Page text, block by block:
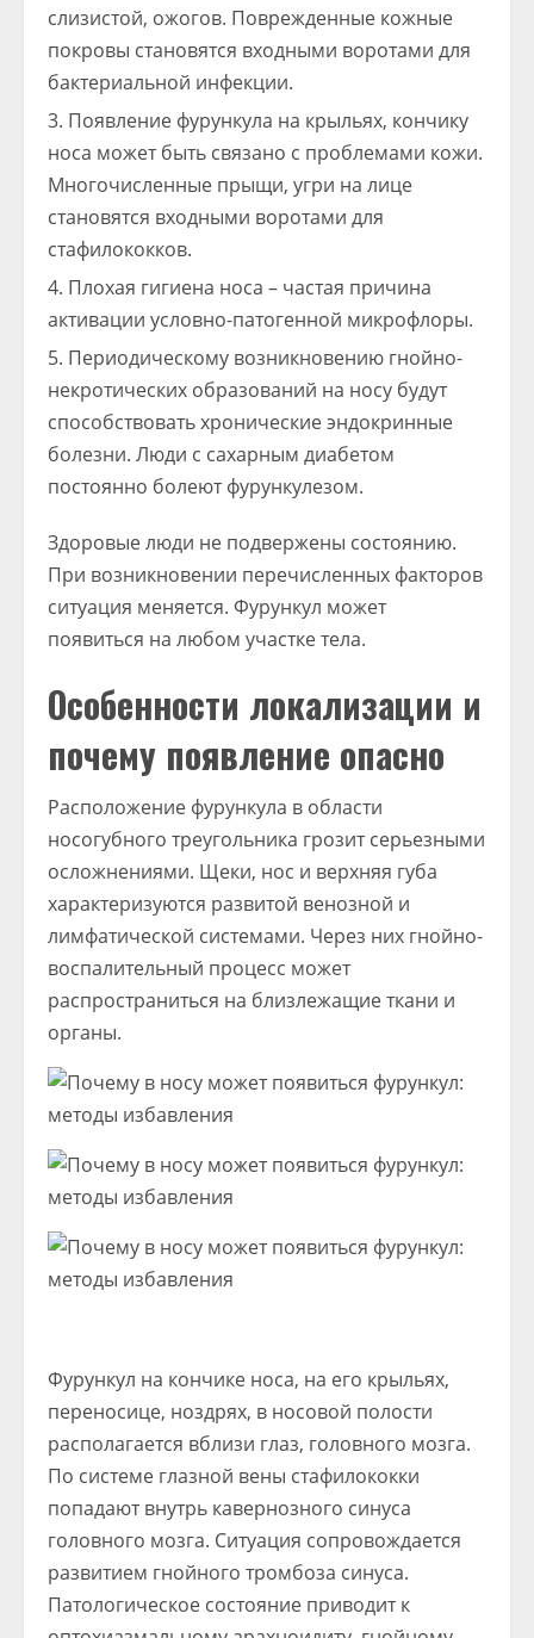
слизистой, ожогов. Поврежденные кожные
покровы становятся входными воротами для
бактериальной инфекции.
Появление фурункула на крыльях, кончику
носа может быть связано с проблемами кожи.
Многочисленные прыщи, угри на лице
становятся входными воротами для
стафилококков.
Плохая гигиена носа – частая причина
активации условно-патогенной микрофлоры.
Периодическому возникновению гнойно-
некротических образований на носу будут
способствовать хронические эндокринные
болезни. Люди с сахарным диабетом
постоянно болеют фурункулезом.
Здоровые люди не подвержены состоянию.
При возникновении перечисленных факторов
ситуация меняется. Фурункул может
появиться на любом участке тела.
Особенности локализации и
почему появление опасно
Расположение фурункула в области
носогубного треугольника грозит серьезными
осложнениями. Щеки, нос и верхняя губа
характеризуются развитой венозной и
лимфатической системами. Через них гнойно-
воспалительный процесс может
распространиться на близлежащие ткани и
органы.
Фурункул на кончике носа, на его крыльях,
переносице, ноздрях, в носовой полости
располагается вблизи глаз, головного мозга.
По системе глазной вены стафилококки
попадают внутрь кавернозного синуса
головного мозга. Ситуация сопровождается
развитием гнойного тромбоза синуса.
Патологическое состояние приводит к